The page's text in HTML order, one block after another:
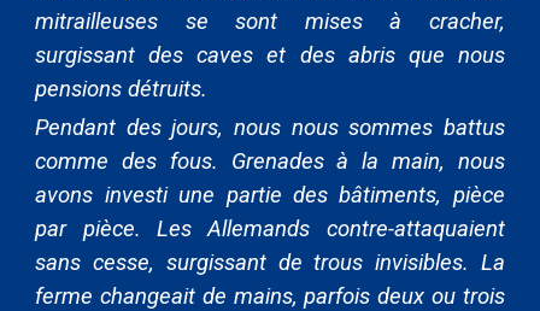
mitrailleuses se sont mises à cracher,
surgissant des caves et des abris que nous
pensions détruits.
Pendant des jours, nous nous sommes battus
comme des fous. Grenades à la main, nous
avons investi une partie des bâtiments, pièce
par pièce. Les Allemands contre-attaquaient
sans cesse, surgissant de trous invisibles. La
ferme changeait de mains, parfois deux ou trois